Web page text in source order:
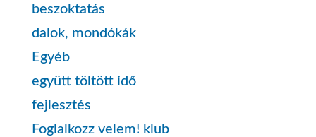
beszoktatás
dalok, mondókák
Egyéb
együtt töltött idő
fejlesztés
Foglalkozz velem! klub